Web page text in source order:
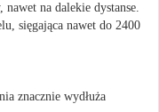
nawet na dalekie dystanse.
sięgająca nawet do 2400
znacznie wydłuża